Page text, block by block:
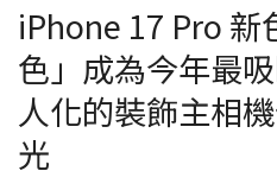
iPhone 17 Pro 新
色」成為今年最
人化的裝飾主相
光